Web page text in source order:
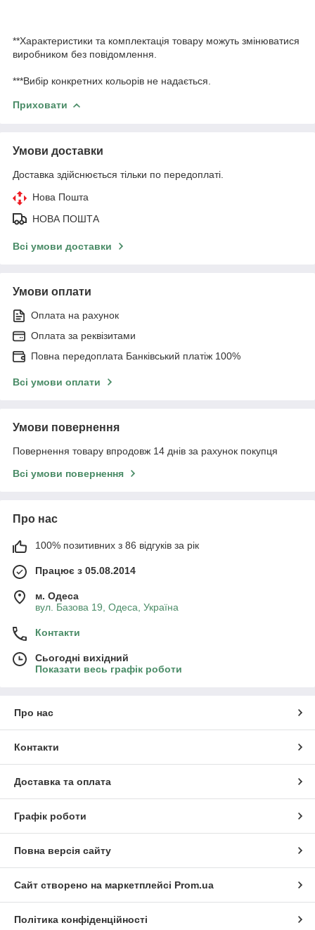
**Характеристики та комплектація товару можуть змінюватися
виробником без повідомлення.
***Вибір конкретних кольорів не надається.
Приховати
Умови доставки
Доставка здійснюється тільки по передоплаті.
Нова Пошта
НОВА ПОШТА
Всі умови доставки
Умови оплати
Оплата на рахунок
Оплата за реквізитами
Повна передоплата Банківський платіж 100%
Всі умови оплати
Умови повернення
Повернення товару впродовж 14 днів за рахунок покупця
Всі умови повернення
Про нас
100% позитивних з 86 відгуків за рік
Працює з 05.08.2014
м. Одеса
вул. Базова 19, Одеса, Україна
Контакти
Сьогодні вихідний
Показати весь графік роботи
Про нас
Контакти
Доставка та оплата
Графік роботи
Повна версія сайту
Сайт створено на маркетплейсі Prom.ua
Політика конфіденційності